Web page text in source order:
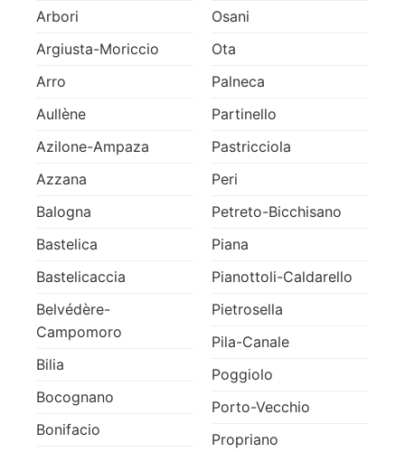
Arbori
Argiusta-Moriccio
Arro
Aullène
Azilone-Ampaza
Azzana
Balogna
Bastelica
Bastelicaccia
Belvédère-
Campomoro
Bilia
Bocognano
Bonifacio
Osani
Ota
Palneca
Partinello
Pastricciola
Peri
Petreto-Bicchisano
Piana
Pianottoli-Caldarello
Pietrosella
Pila-Canale
Poggiolo
Porto-Vecchio
Propriano